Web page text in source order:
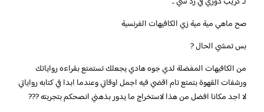
صح ماهي مية مية زي الكافيهات الفرنسية
بس تمشي الحال ?
من الكافيهات المفضلة لدي جوه هادي يجعلك تستمتع بقراءه رواياتك
ورشفات القهوة بتمتع تام اقضي فيه اجمل اوقاتي وعندما ابدا في كتابه رواياتي
لا اجد مكانا افضل من هذا لاستخراج ما يدور بذهني انصحكم بتجربته ???